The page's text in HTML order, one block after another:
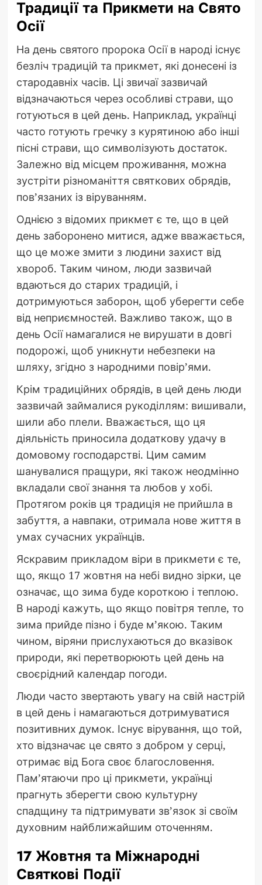
Традиції та Прикмети на Свято
Осії
На день святого пророка Осії в народі існує
безліч традицій та прикмет, які донесені із
стародавніх часів. Ці звичаї зазвичай
відзначаються через особливі страви, що
готуються в цей день. Наприклад, українці
часто готують гречку з курятиною або інші
пісні страви, що символізують достаток.
Залежно від місцем проживання, можна
зустріти різноманіття святкових обрядів,
пов’язаних із віруванням.
Однією з відомих прикмет є те, що в цей
день заборонено митися, адже вважається,
що це може змити з людини захист від
хвороб. Таким чином, люди зазвичай
вдаються до старих традицій, і
дотримуються заборон, щоб уберегти себе
від неприємностей. Важливо також, що в
день Осії намагалися не вирушати в довгі
подорожі, щоб уникнути небезпеки на
шляху, згідно з народними повір’ями.
Крім традиційних обрядів, в цей день люди
зазвичай займалися рукоділлям: вишивали,
шили або плели. Вважається, що ця
діяльність приносила додаткову удачу в
домовому господарстві. Цим самим
шанувалися пращури, які також неодмінно
вкладали свої знання та любов у хобі.
Протягом років ця традиція не прийшла в
забуття, а навпаки, отримала нове життя в
умах сучасних українців.
Яскравим прикладом віри в прикмети є те,
що, якщо 17 жовтня на небі видно зірки, це
означає, що зима буде короткою і теплою.
В народі кажуть, що якщо повітря тепле, то
зима прийде пізно і буде м’якою. Таким
чином, віряни прислухаються до вказівок
природи, які перетворюють цей день на
своєрідний календар погоди.
Люди часто звертають увагу на свій настрій
в цей день і намагаються дотримуватися
позитивних думок. Існує вірування, що той,
хто відзначає це свято з добром у серці,
отримає від Бога своє благословення.
Пам’ятаючи про ці прикмети, українці
прагнуть зберегти свою культурну
спадщину та підтримувати зв’язок зі своїм
духовним найближайшим оточенням.
17 Жовтня та Міжнародні
Святкові Події